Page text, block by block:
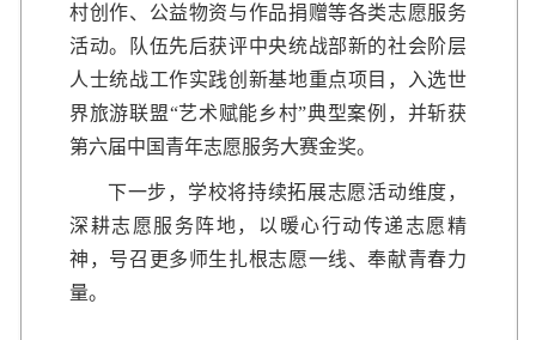
村创作、公益物资与作品捐赠等各类志愿服务
活动。队伍先后获评中央统战部新的社会阶层
人士统战工作实践创新基地重点项目，入选世
界旅游联盟“艺术赋能乡村”典型案例，并斩获
第六届中国青年志愿服务大赛金奖。
下一步，学校将持续拓展志愿活动维度，
深耕志愿服务阵地，以暖心行动传递志愿精
神，号召更多师生扎根志愿一线、奉献青春力
量。